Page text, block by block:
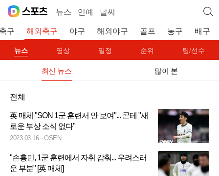
뉴스 연예 날씨
구 해외축구 야구 해외야구 골프 농구 배구
뉴스 영상 일정 순위 팀/선수
최신 뉴스 많이 본
전체
英 매체 "SON 1군 훈련서 안 보여"... 콘테 "새
로운 부상 소식 없다"
2023.03.16. OSEN
"손흥민, 1군 훈련에서 자취 감춰... 우려스러
운 부분" [英 매체]